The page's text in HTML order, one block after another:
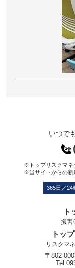
いつで
※トップリスクマネ
※当サイトからの新
365日／24
ト
損害
トッ
リスクマ
〒802-